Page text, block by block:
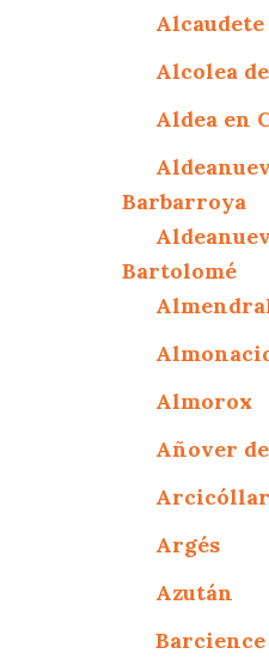
Alcaudete
Alcolea
Aldea en
Barbarroya
Bartolomé
Almorox
Añover
Arcicóllar
Argés
Azután
Barcience